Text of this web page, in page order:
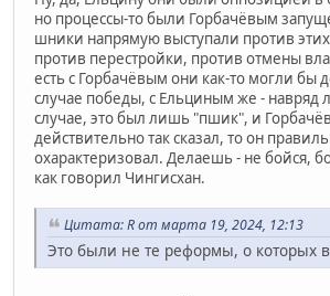
но процессы-то были Горбачёвым
шники напрямую выступали против
против перестройки, против отмены
есть с Горбачёвым они как-то могли бы
случае победы, с Ельциным же - навряд
случае, это был лишь "пшик", и
действительно так сказал, то он
охарактеризовал. Делаешь - не бойся,
как говорил Чингисхан.
Цитата: R от марта 19, 2024, 12:13
Это были не те реформы, о которых